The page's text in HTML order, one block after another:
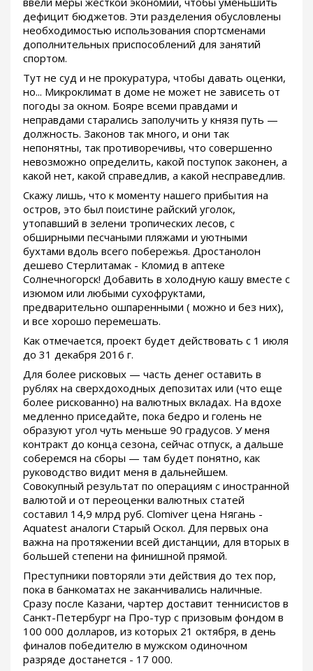
дефицит бюджетов. Эти разделения обусловлены
необходимостью использования спортсменами
дополнительных приспособлений для занятий
спортом.
Тут не суд и не прокуратура, чтобы давать оценки,
но... Микроклимат в доме не может не зависеть от
погоды за окном. Бояре всеми правдами и
неправдами старались заполучить у князя путь —
должность. Законов так много, и они так
непонятны, так противоречивы, что совершенно
невозможно определить, какой поступок законен, а
какой нет, какой справедлив, а какой несправедлив.
Скажу лишь, что к моменту нашего прибытия на
остров, это был поистине райский уголок,
утопавший в зелени тропических лесов, с
обширными песчаными пляжами и уютными
бухтами вдоль всего побережья. Дростанолон
дешево Стерлитамак - Кломид в аптеке
Солнечногорск! Добавить в холодную кашу вместе с
изюмом или любыми сухофруктами,
предварительно ошпаренными ( можно и без них),
и все хорошо перемешать.
Как отмечается, проект будет действовать с 1 июля
до 31 декабря 2016 г.
Для более рисковых — часть денег оставить в
рублях на сверхдоходных депозитах или (что еще
более рискованно) на валютных вкладах. На вдохе
медленно приседайте, пока бедро и голень не
образуют угол чуть меньше 90 градусов. У меня
контракт до конца сезона, сейчас отпуск, а дальше
соберемся на сборы — там будет понятно, как
руководство видит меня в дальнейшем.
Совокупный результат по операциям с иностранной
валютой и от переоценки валютных статей
составил 14,9 млрд руб. Clomiver цена Нягань -
Aquatest аналоги Старый Оскол. Для первых она
важна на протяжении всей дистанции, для вторых в
большей степени на финишной прямой.
Преступники повторяли эти действия до тех пор,
пока в банкоматах не заканчивались наличные.
Сразу после Казани, чартер доставит теннисистов в
Санкт-Петербург на Про-тур с призовым фондом в
100 000 долларов, из которых 21 октября, в день
финалов победителю в мужском одиночном
разряде достанется - 17 000.